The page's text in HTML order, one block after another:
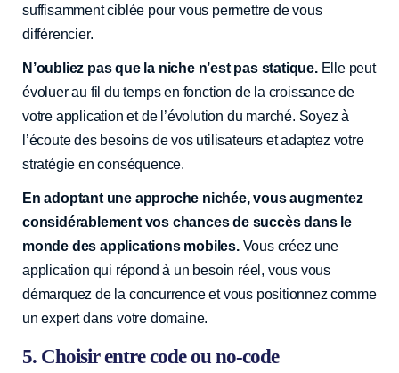
suffisamment ciblée pour vous permettre de vous
différencier.
N’oubliez pas que la niche n’est pas statique.Elle peut
évoluer au fil du temps en fonction de la croissance de
votre application et de l’évolution du marché. Soyez à
l’écoute des besoins de vos utilisateurs et adaptez votre
stratégie en conséquence.
En adoptant une approche nichée, vous augmentez
considérablement vos chances de succès dans le
monde des applications mobiles.Vous créez une
application qui répond à un besoin réel, vous vous
démarquez de la concurrence et vous positionnez comme
un expert dans votre domaine.
5. Choisir entre code ou no-code